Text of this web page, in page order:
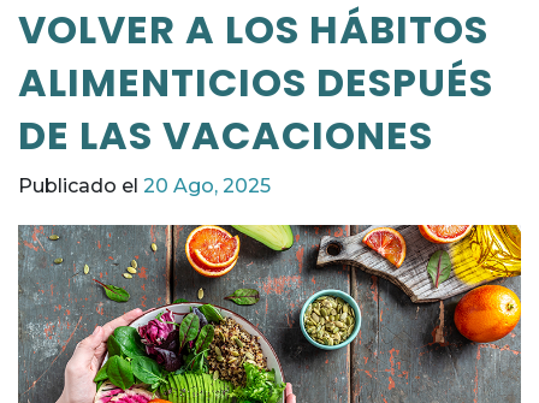
VOLVER A LOS HÁBITOS
ALIMENTICIOS DESPUÉS
DE LAS VACACIONES
Publicado el 20 Ago, 2025